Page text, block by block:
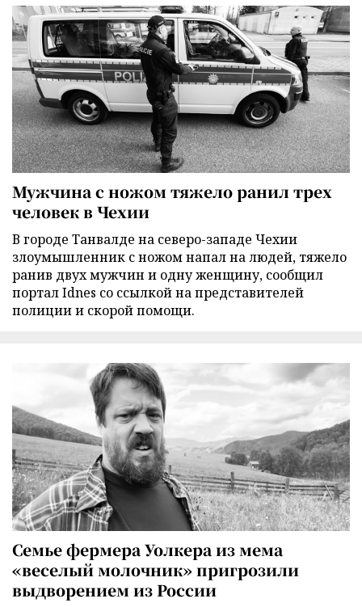
Мужчина с ножом тяжело ранил трех
человек в Чехии
В городе Танвалде на северо-западе Чехии
злоумышленник с ножом напал на людей, тяжело
ранив двух мужчин и одну женщину, сообщил
портал Idnes со ссылкой на представителей
полиции и скорой помощи.
Семье фермера Уолкера из мема
«веселый молочник» пригрозили
выдворением из России